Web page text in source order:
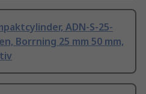
ADN-S-25-
Borrning 25 mm 50 mm,